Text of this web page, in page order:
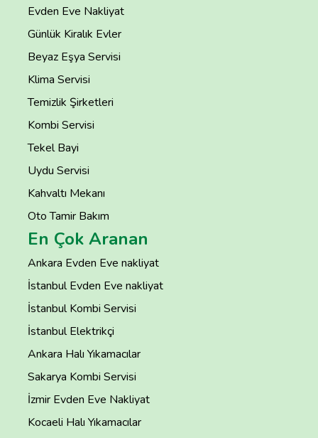
Evden Eve Nakliyat
Günlük Kiralık Evler
Beyaz Eşya Servisi
Klima Servisi
Temizlik Şirketleri
Kombi Servisi
Tekel Bayi
Uydu Servisi
Kahvaltı Mekanı
Oto Tamir Bakım
En Çok Aranan
Ankara Evden Eve nakliyat
İstanbul Evden Eve nakliyat
İstanbul Kombi Servisi
İstanbul Elektrikçi
Ankara Halı Yıkamacılar
Sakarya Kombi Servisi
İzmir Evden Eve Nakliyat
Kocaeli Halı Yıkamacılar